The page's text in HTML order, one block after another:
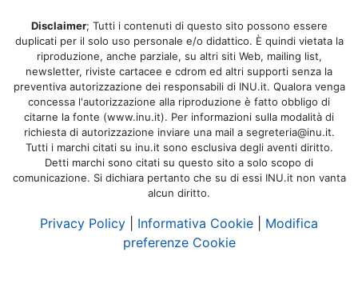
Disclaimer; Tutti i contenuti di questo sito possono essere
duplicati per il solo uso personale e/o didattico. È quindi vietata la
riproduzione, anche parziale, su altri siti Web, mailing list,
newsletter, riviste cartacee e cdrom ed altri supporti senza la
preventiva autorizzazione dei responsabili di INU.it. Qualora venga
concessa l'autorizzazione alla riproduzione è fatto obbligo di
citarne la fonte (www.inu.it). Per informazioni sulla modalità di
richiesta di autorizzazione inviare una mail a segreteria@inu.it.
Tutti i marchi citati su inu.it sono esclusiva degli aventi diritto.
Detti marchi sono citati su questo sito a solo scopo di
comunicazione. Si dichiara pertanto che su di essi INU.it non vanta
alcun diritto.
Privacy Policy Informativa Cookie
Modifica
preferenze Cookie